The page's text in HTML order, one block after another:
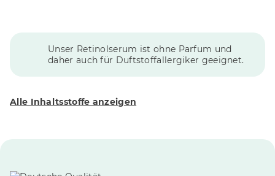
Unser Retinolserum ist ohne Parfum und
daher auch für Duftstoffallergiker geeignet.
Alle Inhaltsstoffe anzeigen